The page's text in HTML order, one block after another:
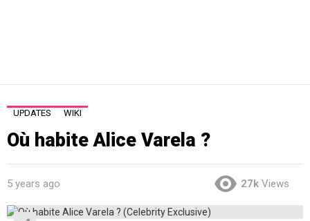
UPDATES WIKI
Où habite Alice Varela ?
5 years ago 27k Views